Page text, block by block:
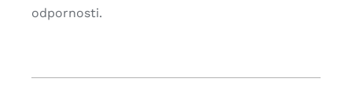
odpornosti.